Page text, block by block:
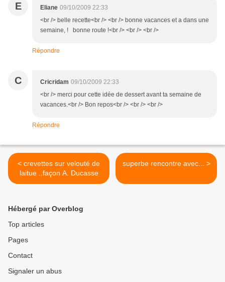
E Eliane 09/10/2009 22:33
<br /> belle recette<br /> <br /> bonne vacances et a dans une
semaine, ! bonne route !<br /> <br /> <br />
Répondre
C Cricridam 09/10/2009 22:33
<br /> merci pour cette idée de dessert avant ta semaine de
vacances.<br /> Bon repos<br /> <br /> <br />
Répondre
< crevettes sur velouté de
laitue ..façon A. Ducasse
superbe rencontre avec... >
Hébergé par Overblog
Top articles
Pages
Contact
Signaler un abus